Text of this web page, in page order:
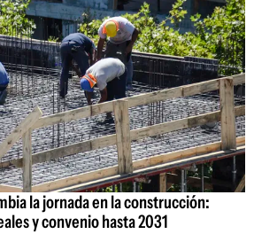
la jornada en la construcción:
y convenio hasta 2031